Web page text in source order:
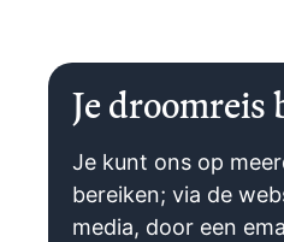
Je droomreis
Je kunt ons op
bereiken; via de
media, door een